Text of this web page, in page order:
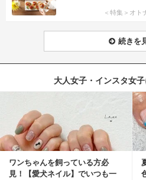
＜特集＞オト
続きを
大人女子・インスタ女
ワンちゃんを飼っている方必
見！【愛犬ネイル】でいつも一